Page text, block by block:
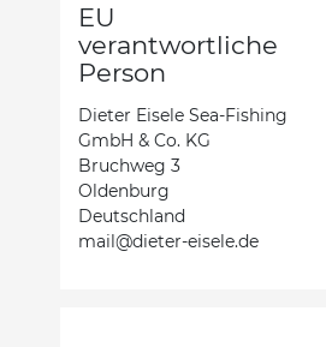
EU
verantwortliche
Person
Dieter Eisele Sea-Fishing
GmbH & Co. KG
Bruchweg 3
Oldenburg
Deutschland
mail@dieter-eisele.de